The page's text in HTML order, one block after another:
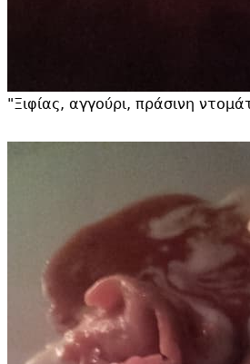
"Ξιφίας, αγγούρι, πράσινη